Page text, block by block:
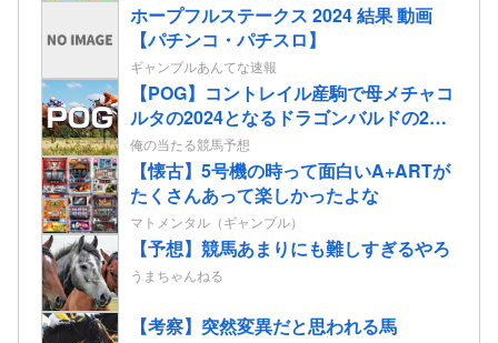
ホープフルステークス 2024 結果 動画
【パチンコ・パチスロ】
ギャンブルあんてな速報
【POG】コントレイル産駒で母メチャコ
ルタの2024となるドラゴンバルドの2歳
情報
俺の当たる競馬予想
【懐古】5号機の時って面白いA+ARTが
たくさんあって楽しかったよな
マトメンタル（ギャンブル）
【予想】競馬あまりにも難しすぎるやろ
うまちゃんねる
【考察】突然変異だと思われる馬